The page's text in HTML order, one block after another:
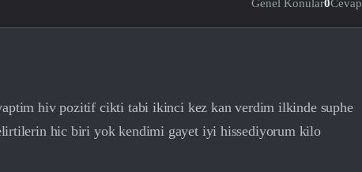
Genel Konular0Cevap
hiv pozitif cikti tabi ikinci kez kan verdim ilkinde suphe
hic biri yok kendimi gayet iyi hissediyorum kilo